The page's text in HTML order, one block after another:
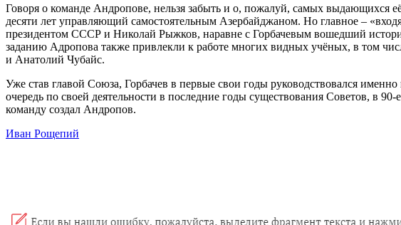
Говоря о команде Андропове, нельзя забыть и о, пожалуй, самых выдающихся
десяти лет управляющий самостоятельным Азербайджаном. Но главное –
президентом СССР и Николай Рыжков, наравне с Горбачевым вошедший
заданию Адропова также привлекли к работе многих видных учёных, в том
и Анатолий Чубайс.
Уже став главой Союза, Горбачев в первые свои годы руководствовался
очередь по своей деятельности в последние годы существования Советов, в
команду создал Андропов.
Иван Рощепий